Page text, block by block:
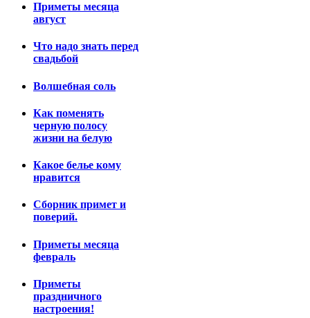
Приметы месяца
август
Что надо знать перед
свадьбой
Волшебная соль
Как поменять
черную полосу
жизни на белую
Какое белье кому
нравится
Сборник примет и
поверий.
Приметы месяца
февраль
Приметы
праздничного
настроения!